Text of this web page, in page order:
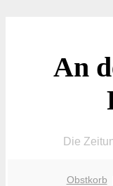
An
Die
Obstkorb